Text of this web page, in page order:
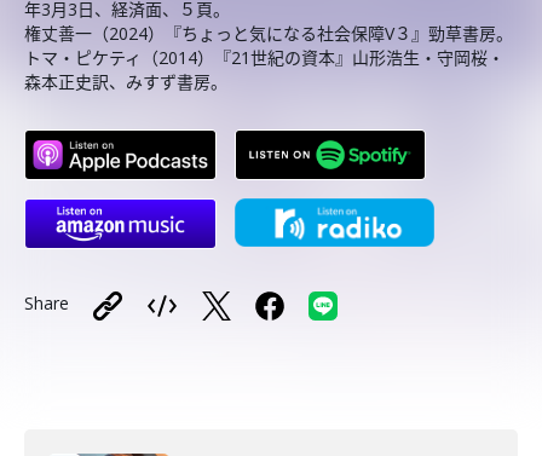
年3月3日、経済面、５頁。
権丈善一（2024）『ちょっと気になる社会保障V３』勁草書房。
トマ・ピケティ（2014）『21世紀の資本』山形浩生・守岡桜・
森本正史訳、みすず書房。
Share